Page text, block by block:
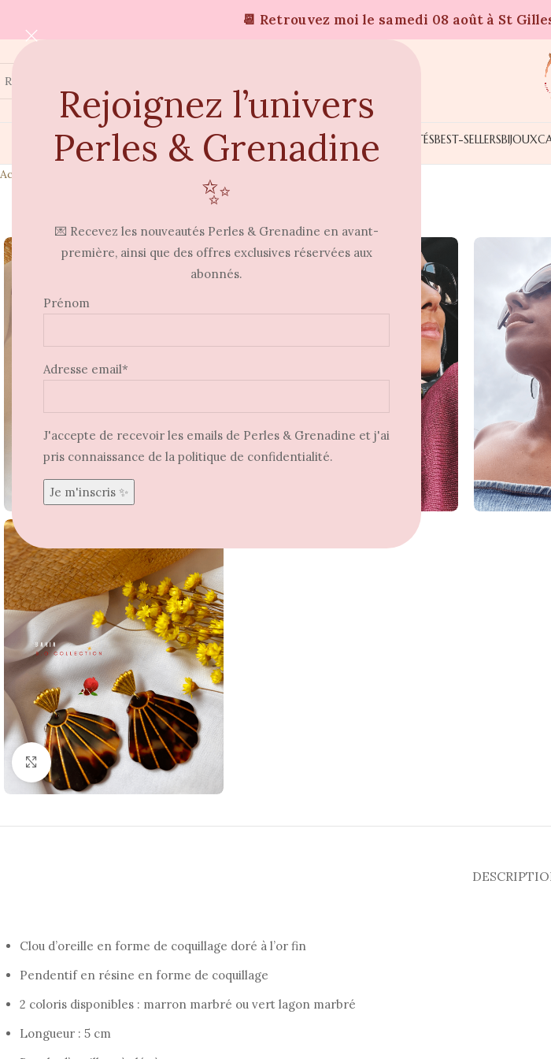
Rejoignez l’univers
Perles & Grenadine
✨
💌 Recevez les nouveautés Perles & Grenadine en avant-
première, ainsi que des offres exclusives réservées aux
abonnés.
Prénom
Adresse email*
J'accepte de recevoir les emails de Perles & Grenadine et j'ai
pris connaissance de la politique de confidentialité.
📆 Retrouvez moi le samedi 08 août à St
NOUVEAUTÉSBEST-SELLERSBIJOUX
Accueil
⭐
Agrandir
Clou d’oreille en forme de coquillage doré à l’or fin
Pendentif en résine en forme de coquillage
2 coloris disponibles : marron marbré ou vert lagon marbré
Longueur : 5 cm